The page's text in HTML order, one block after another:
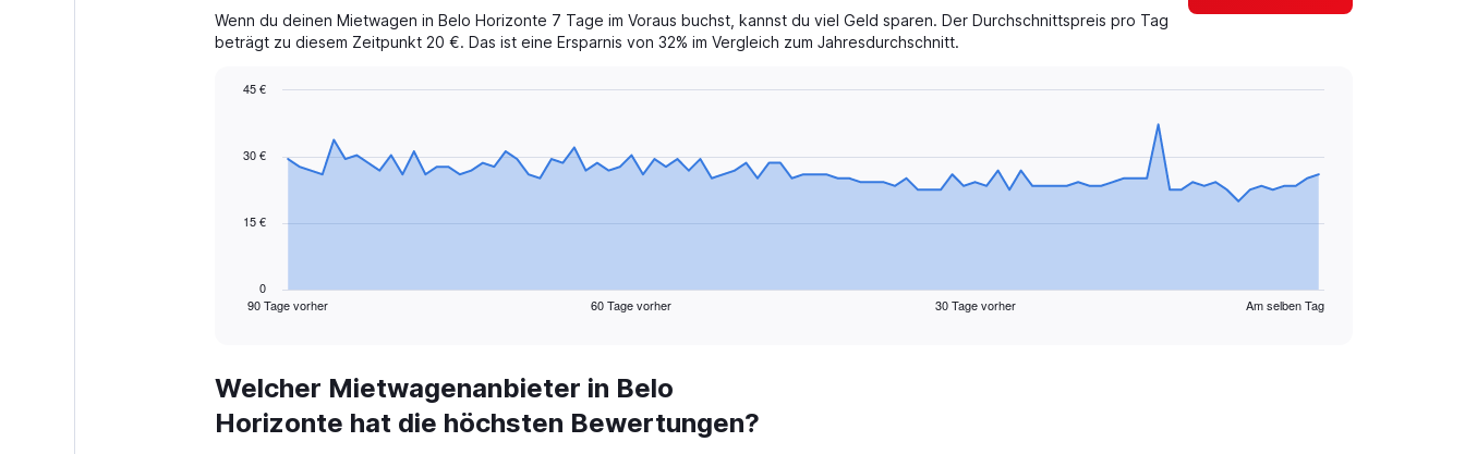
Wenn du deinen Mietwagen in Belo Horizonte 7 Tage im Voraus buchst, kannst du viel Geld sparen. Der Durchschnittspreis pro Tag
beträgt zu diesem Zeitpunkt 20 €. Das ist eine Ersparnis von 32% im Vergleich zum Jahresdurchschnitt.
data
The
Range:
91
categories.
90 Tage vorher 60 Tage vorher 30 Tage vorher Am selben Tag
0
15 €
30 €
45 €
End
Welcher Mietwagenanbieter in Belo
Horizonte hat die höchsten Bewertungen?